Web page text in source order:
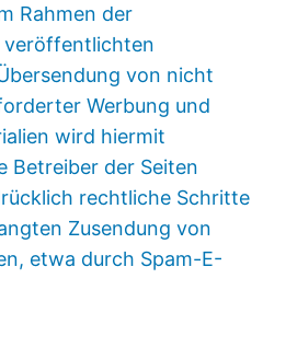
Rahmen der
veröffentlichten
von nicht
Werbung und
wird hiermit
Betreiber der Seiten
rechtliche Schritte
Zusendung von
etwa durch Spam-E-